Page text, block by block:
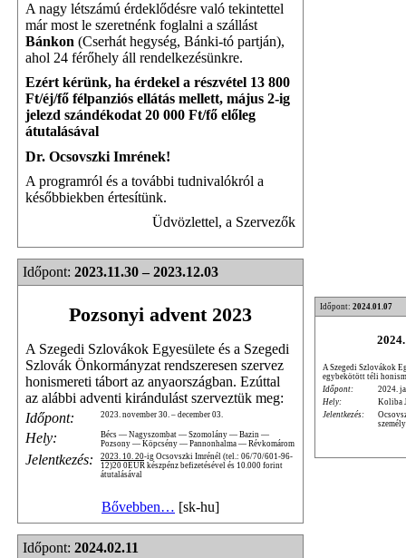
A nagy létszámú érdeklődésre való tekintettel
már most le szeretnénk foglalni a szállást
Bánkon (Cserhát hegység, Bánki-tó partján),
ahol 24 férőhely áll rendelkezésünkre.
Ezért kérünk, ha érdekel a részvétel 13 800
Ft/éj/fő félpanziós ellátás mellett, május 2-ig
jelezd szándékodat 20 000 Ft/fő előleg
átutalásával
Dr. Ocsovszki Imrének!
A programról és a további tudnivalókról a
későbbiekben értesítünk.
Üdvözlettel, a Szervezők
Időpont: 2023.11.30 – 2023.12.03
Pozsonyi advent 2023
A Szegedi Szlovákok Egyesülete és a Szegedi
Szlovák Önkormányzat rendszeresen szervez
honismereti tábort az anyaországban. Ezúttal
az alábbi adventi kirándulást szerveztük meg:
Időpont:
2023. november 30. – december 03.
Hely:
Bécs — Nagyszombat — Szomolány — Bazin —
Pozsony — Köpcsény — Pannonhalma — Révkomárom
Jelentkezés: 2023. 10. 20-ig Ocsovszki Imrénél (tel.: 06/70/601-96-
12)20 0EUR készpénz befizetésével és 10.000 forint
átutalásával
Bővebben… [sk-hu]
Időpont: 2024.01.07
A Szegedi Szlovákok
egybekötött téli
Időpont:
2024.
Hely:
Koliba
Jelentkezés:
Időpont: 2024.02.11